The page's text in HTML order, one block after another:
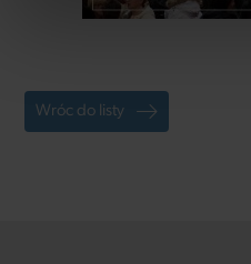
Wróc do listy